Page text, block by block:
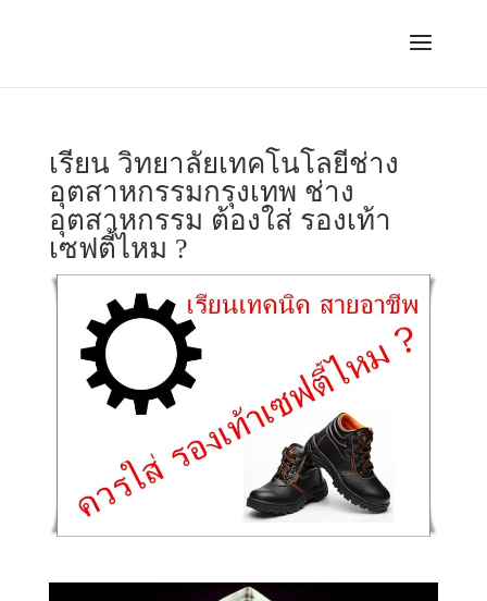
เรียน วิทยาลัยเทคโนโลยีช่าง
อุตสาหกรรมกรุงเทพ ช่าง
อุตสาหกรรม ต้องใส่ รองเท้า
เซฟตี้ไหม ?